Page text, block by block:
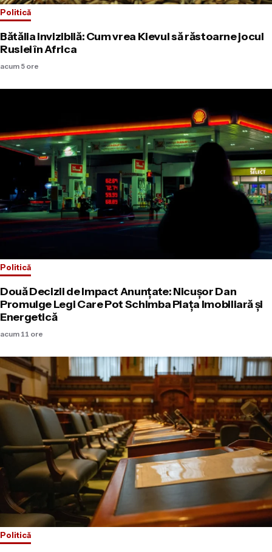
Politică
Bătălia invizibilă: Cum vrea Kievul să răstoarne jocul
Rusiei în Africa
acum 5 ore
Politică
Două Decizii de Impact Anunțate: Nicușor Dan
Promulge Legi Care Pot Schimba Piața Imobiliară și
Energetică
acum 11 ore
Politică